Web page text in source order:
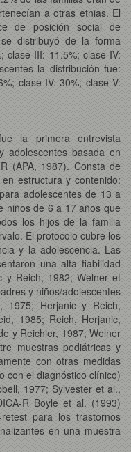
a otras etnias. El
de posición social de
distribuyó de la forma
clase III: 11.5%; clase IV:
la distribución fue:
clase IV: 30%; clase V:
la primera entrevista
adolescentes basada en
(APA, 1987). Consta de
estructura y contenido:
adolescentes de 13 a
niños de 6 a 17 años que
los hijos de la familia
El protocolo cubre los
y la adolescencia. Las
una alta fiabilidad
y Reich, 1982; Welner et
y niños/adolescentes
1975; Herjanic y Reich,
1985; Reich, Herjanic,
y Reichler, 1987; Welner
muestras pediátricas y
con otras medidas
con el diagnóstico clínico)
1977; Sylvester et al.,
R Boyle et al. (1993)
para los trastornos
en una muestra